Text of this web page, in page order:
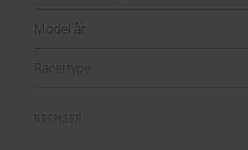
Model år
Racertype